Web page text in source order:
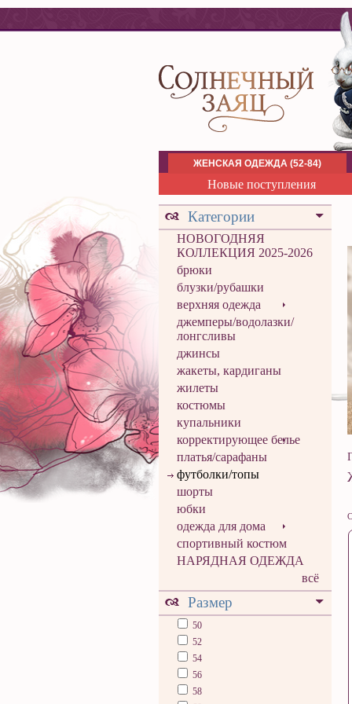
ЖЕНСКАЯ ОДЕЖДА (52-84)
Новые поступления
Категории
НОВОГОДНЯЯ
КОЛЛЕКЦИЯ 2025-2026
брюки
блузки/рубашки
верхняя одежда
джемперы/водолазки/
лонгсливы
джинсы
жакеты, кардиганы
жилеты
костюмы
купальники
корректирующее белье
платья/сарафаны
футболки/топы
шорты
юбки
одежда для дома
спортивный костюм
НАРЯДНАЯ ОДЕЖДА
всё
Размер
50
52
54
56
58